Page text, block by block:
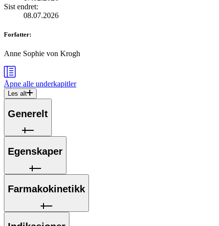
Sist endret:
08.07.2026
Forfatter:
Anne Sophie von Krogh
Åpne alle underkapitler
Les alt
Generelt
Egenskaper
Farmakokinetikk